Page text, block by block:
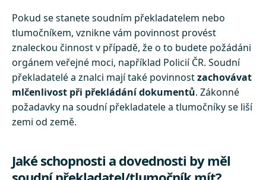
Pokud se stanete soudním překladatelem nebo
tlumočníkem, vznikne vám povinnost provést
znaleckou činnost v případě, že o to budete požádáni
orgánem veřejné moci, například Policií ČR. Soudní
překladatelé a znalci mají také povinnostzachovávat
mlčenlivost při překládání dokumentů. Zákonné
požadavky na soudní překladatele a tlumočníky se liší
zemi od země.
Jaké schopnosti a dovednosti by měl